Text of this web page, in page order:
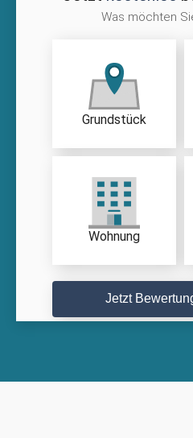
Was möchten
Grundstück
Wohnung
Jetzt